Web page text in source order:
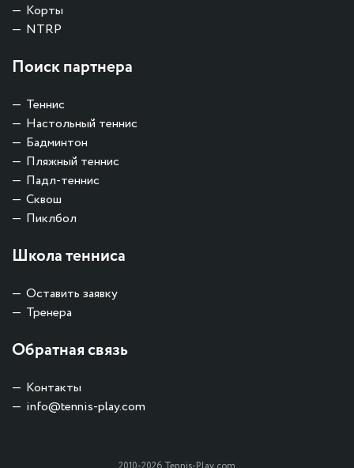
Корты
NTRP
Поиск партнера
Теннис
Настольный теннис
Бадминтон
Пляжный теннис
Падл-теннис
Сквош
Пиклбол
Школа тенниса
Оставить заявку
Тренера
Обратная связь
Контакты
info@tennis-play.com